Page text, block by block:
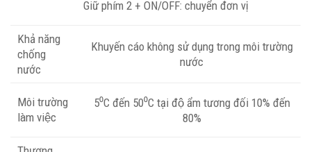
Giữ phím 2 + ON/OFF: chuyển đơn vị
Khả năng
chống
nước
Khuyến cáo không sử dụng trong môi trường
nước
Môi trường
làm việc
5⁰C đến 50⁰C tại độ ẩm tương đối 10% đến
80%